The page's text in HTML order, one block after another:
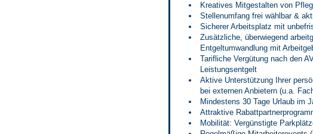
Kreatives Mitgestalten von
Stellenumfang frei wählbar &
Sicherer Arbeitsplatz mit
Zusätzliche, überwiegend
Entgeltumwandlung mit
Tarifliche Vergütung nach den
Leistungsentgelt
Aktive Unterstützung Ihrer
bei externen Anbietern (u.a.
Mindestens 30 Tage Urlaub im
Attraktive
Mobilität: Vergünstigte